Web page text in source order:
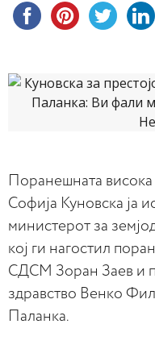
Поранешната
Софија Куновска ја
министерот за
кој ги нагостил
СДСМ Зоран Заев и
здравство Венко
Паланка.